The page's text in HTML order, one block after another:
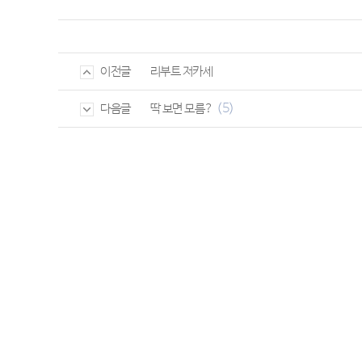
이전글 리부트 저카세
다음글 딱 보면 모름? (5)